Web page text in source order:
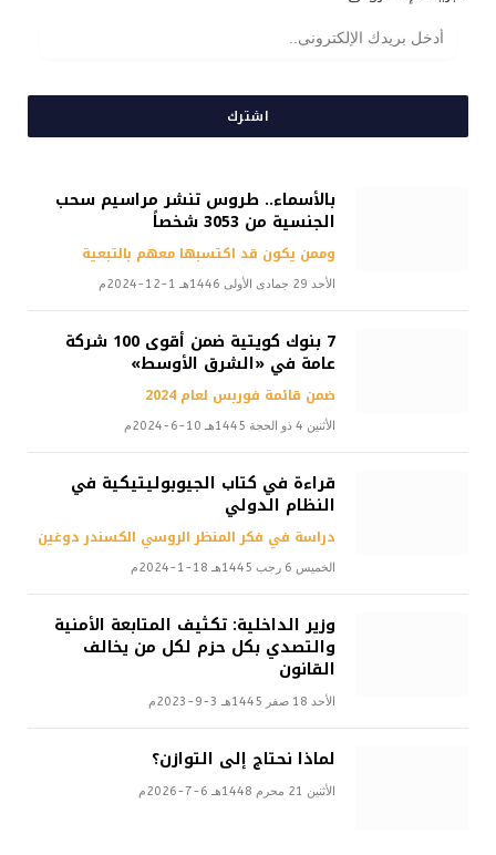
اشترك
بالأسماء.. طروس تنشر مراسيم سحب
الجنسية من 3053 شخصاً
وممن يكون قد اكتسبها معهم بالتبعية
الأحد 29 جمادى الأولى 1446هـ 1-12-2024م
7 بنوك كويتية ضمن أقوى 100 شركة
عامة في «الشرق الأوسط»
ضمن قائمة فوربس لعام 2024
الأثنين 4 ذو الحجة 1445هـ 10-6-2024م
قراءة في كتاب الجيوبوليتيكية في
النظام الدولي
دراسة في فكر المنظر الروسي الكسندر دوغين
الخميس 6 رجب 1445هـ 18-1-2024م
وزير الداخلية: تكثيف المتابعة الأمنية
والتصدي بكل حزم لكل من يخالف
القانون
الأحد 18 صفر 1445هـ 3-9-2023م
لماذا نحتاج إلى التوازن؟
الأثنين 21 محرم 1448هـ 6-7-2026م